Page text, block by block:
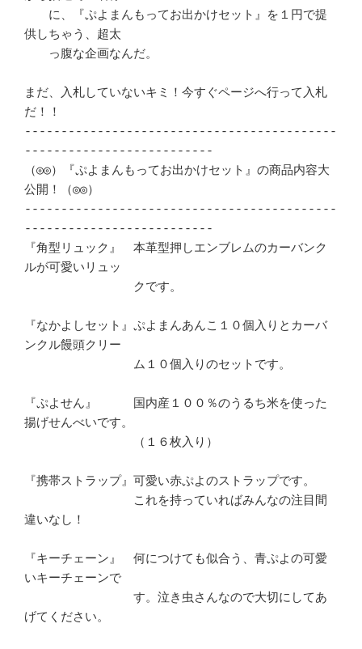
に、『ぷよまんもってお出かけセット』を１円で提
供しちゃう、超太
っ腹な企画なんだ。
まだ、入札していないキミ！今すぐページへ行って入札
だ！！
-------------------------------------------
--------------------------
（◎◎）『ぷよまんもってお出かけセット』の商品内容大
公開！（◎◎）
-------------------------------------------
--------------------------
『角型リュック』　本革型押しエンブレムのカーバンク
ルが可愛いリュッ
クです。
『なかよしセット』ぷよまんあんこ１０個入りとカーバ
ンクル饅頭クリー
ム１０個入りのセットです。
『ぷよせん』　　　国内産１００％のうるち米を使った
揚げせんべいです。
（１６枚入り）
『携帯ストラップ』可愛い赤ぷよのストラップです。
これを持っていればみんなの注目間
違いなし！
『キーチェーン』　何につけても似合う、青ぷよの可愛
いキーチェーンで
す。泣き虫さんなので大切にしてあ
げてください。